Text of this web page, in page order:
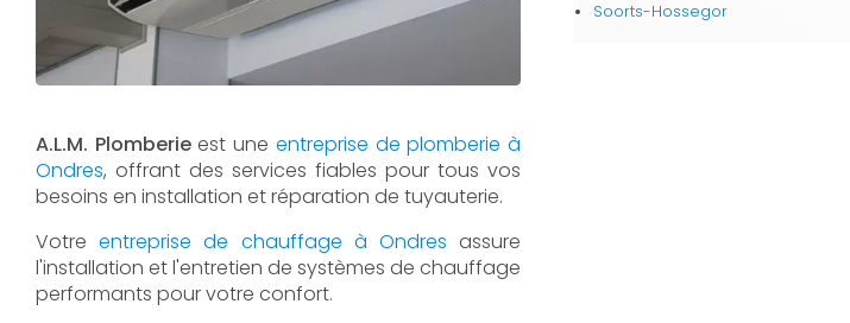
A.L.M. Plomberieest une entreprise de plomberie à
Ondres, offrant des services fiables pour tous vos
besoins en installation et réparation de tuyauterie.
Votreentreprise de chauffage à Ondres assure
l'installation et l'entretien de systèmes de chauffage
performants pour votre confort.
Soorts-Hossegor